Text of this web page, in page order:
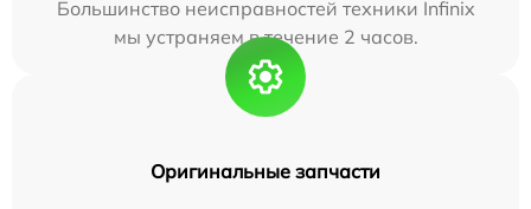
Большинство неисправностей техники Infinix
мы устраняем в течение 2 часов.
Оригинальные запчасти